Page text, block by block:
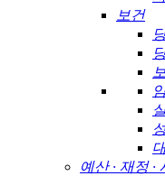
보건
예산 · 재정 ·